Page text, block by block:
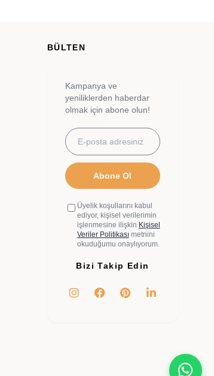
BÜLTEN
Kampanya ve
yeniliklerden haberdar
olmak için abone olun!
Abone Ol
Üyelik koşullarını kabul
ediyor, kişisel verilerimin
işlenmesine ilişkin Kişisel
Veriler Politikasımetnini
okuduğumu onaylıyorum.
Bizi Takip Edin